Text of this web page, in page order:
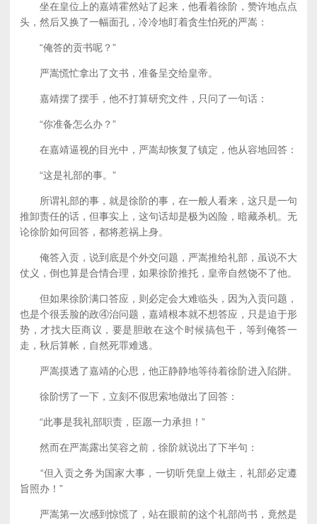
坐在皇位上的嘉靖霍然站了起来，他看着徐阶，赞许地点点
头，然后又换了一幅面孔，冷冷地盯着贪生怕死的严嵩：
“俺答的贡书呢？”
严嵩慌忙拿出了文书，准备呈交给皇帝。
嘉靖摆了摆手，他不打算研究文件，只问了一句话：
“你准备怎么办？”
在嘉靖逼视的目光中，严嵩却恢复了镇定，他从容地回答：
“这是礼部的事。”
所谓礼部的事，就是徐阶的事，在一般人看来，这只是一句
推卸责任的话，但事实上，这句话却是极为凶险，暗藏杀机。无
论徐阶如何回答，都将惹祸上身。
俺答入贡，说到底是个外交问题，严嵩推给礼部，虽说不大
仗义，倒也算是合情合理，如果徐阶推托，皇帝自然饶不了他。
但如果徐阶满口答应，则必定会大难临头，因为入贡问题，
也是个很丢脸的政④治问题，嘉靖根本就不想答应，只是迫于形
势，才找大臣商议，要是胆敢在这个时候搞包干，等到俺答一
走，秋后算帐，自然死罪难逃。
严嵩摸透了嘉靖的心思，他正静静地等待着徐阶进入陷阱。
徐阶愣了一下，立刻不假思索地做出了回答：
“此事是我礼部职责，臣愿一力承担！”
然而在严嵩露出笑容之前，徐阶就说出了下半句：
“但入贡之务为国家大事，一切听凭皇上做主，礼部必定遵
旨照办！”
严嵩第一次感到惊慌了，站在眼前的这个礼部尚书，竟然是